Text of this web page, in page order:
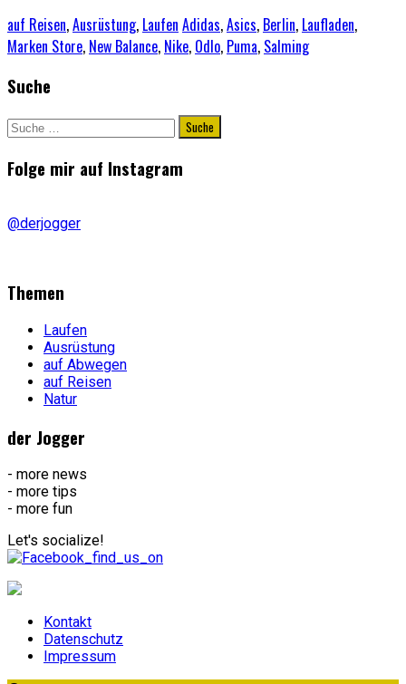
auf Reisen,Ausrüstung, Laufen Adidas,Asics, Berlin, Laufladen,
Marken Store, New Balance, Nike, Odlo, Puma, Salming
Suche
Suche
nach:
Folge mir auf Instagram
@derjogger
Themen
Laufen
Ausrüstung
auf Abwegen
auf Reisen
Natur
der Jogger
- more news
- more tips
- more fun
Let's socialize!
Kontakt
Datenschutz
Impressum